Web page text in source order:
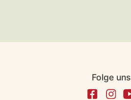
Folge uns